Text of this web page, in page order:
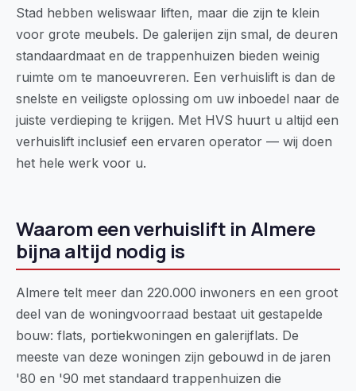
Stad hebben weliswaar liften, maar die zijn te klein
voor grote meubels. De galerijen zijn smal, de deuren
standaardmaat en de trappenhuizen bieden weinig
ruimte om te manoeuvreren. Een verhuislift is dan de
snelste en veiligste oplossing om uw inboedel naar de
juiste verdieping te krijgen. Met HVS huurt u altijd een
verhuislift inclusief een ervaren operator — wij doen
het hele werk voor u.
Waarom een verhuislift in Almere
bijna altijd nodig is
Almere telt meer dan 220.000 inwoners en een groot
deel van de woningvoorraad bestaat uit gestapelde
bouw: flats, portiekwoningen en galerijflats. De
meeste van deze woningen zijn gebouwd in de jaren
'80 en '90 met standaard trappenhuizen die